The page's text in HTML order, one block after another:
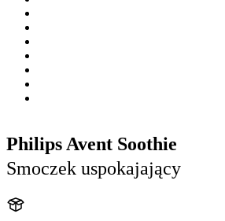
Philips Avent Soothie
Smoczek uspokajający